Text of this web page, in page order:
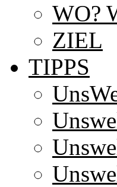
WO?
ZIEL
TIPPS